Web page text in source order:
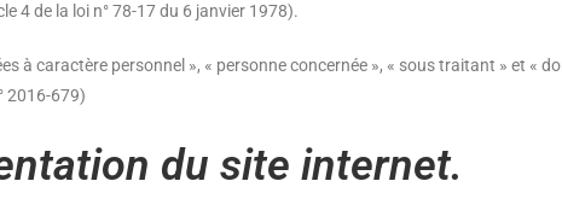
4 de la loi n° 78-17 du 6 janvier 1978).
à caractère personnel », « personne concernée », « sous traitant » et «
2016-679)
du site internet.